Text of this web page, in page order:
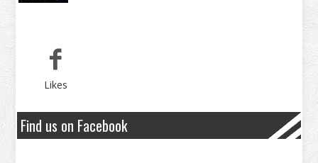
Likes
Find us on Facebook